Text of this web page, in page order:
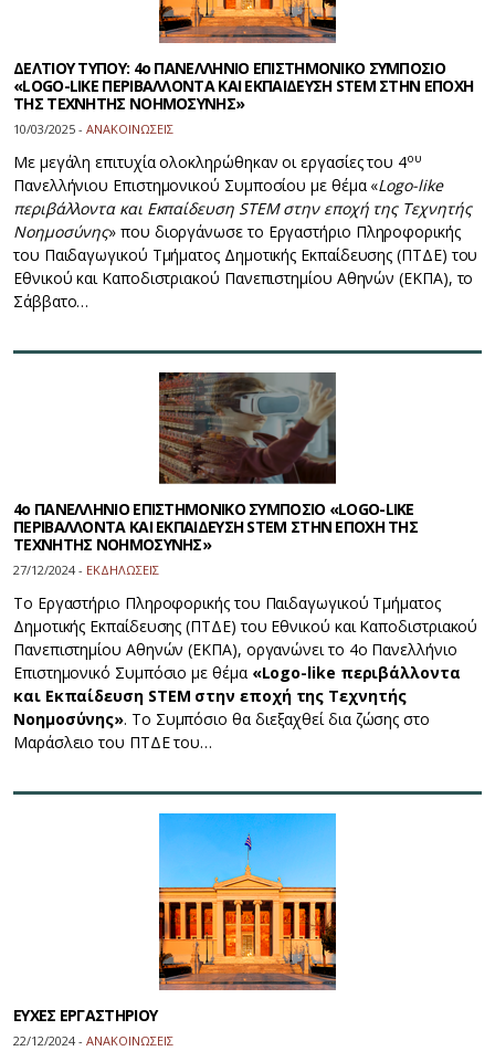
ΔΕΛΤΙΟΥ ΤΥΠΟΥ: 4ο ΠΑΝΕΛΛΗΝΙΟ ΕΠΙΣΤΗΜΟΝΙΚΟ ΣΥΜΠΟΣΙΟ
«LOGO-LIKE ΠΕΡΙΒΑΛΛΟΝΤΑ ΚΑΙ ΕΚΠΑΙΔΕΥΣΗ STEM ΣΤΗΝ ΕΠΟΧΗ
ΤΗΣ ΤΕΧΝΗΤΗΣ ΝΟΗΜΟΣΥΝΗΣ»
10/03/2025 - ΑΝΑΚΟΙΝΩΣΕΙΣ
Mε μεγάλη επιτυχία ολοκληρώθηκαν οι εργασίες του 4ου
Πανελλήνιου Επιστημονικού Συμποσίου με θέμα «Logo-like
περιβάλλοντα και Εκπαίδευση STEM στην εποχή της Τεχνητής
Νοημοσύνης» που διοργάνωσε το Εργαστήριο Πληροφορικής
του Παιδαγωγικού Τμήματος Δημοτικής Εκπαίδευσης (ΠΤΔΕ) του
Εθνικού και Καποδιστριακού Πανεπιστημίου Αθηνών (ΕΚΠΑ), το
Σάββατο…
4ο ΠΑΝΕΛΛΗΝΙΟ ΕΠΙΣΤΗΜΟΝΙΚΟ ΣΥΜΠΟΣΙΟ «LOGO-LIKE
ΠΕΡΙΒΑΛΛΟΝΤΑ ΚΑΙ ΕΚΠΑΙΔΕΥΣΗ STEM ΣΤΗΝ ΕΠΟΧΗ ΤΗΣ
ΤΕΧΝΗΤΗΣ ΝΟΗΜΟΣΥΝΗΣ»
27/12/2024 - ΕΚΔΗΛΩΣΕΙΣ
Το Εργαστήριο Πληροφορικής του Παιδαγωγικού Τμήματος
Δημοτικής Εκπαίδευσης (ΠΤΔΕ) του Εθνικού και Καποδιστριακού
Πανεπιστημίου Αθηνών (ΕΚΠΑ), οργανώνει το 4ο Πανελλήνιο
Επιστημονικό Συμπόσιο με θέμα «Logo-like περιβάλλοντα
και Εκπαίδευση STEM στην εποχή της Τεχνητής
Νοημοσύνης». Το Συμπόσιο θα διεξαχθεί δια ζώσης στο
Μαράσλειο του ΠΤΔΕ του…
ΕΥΧΕΣ ΕΡΓΑΣΤΗΡΙΟΥ
22/12/2024 - ΑΝΑΚΟΙΝΩΣΕΙΣ